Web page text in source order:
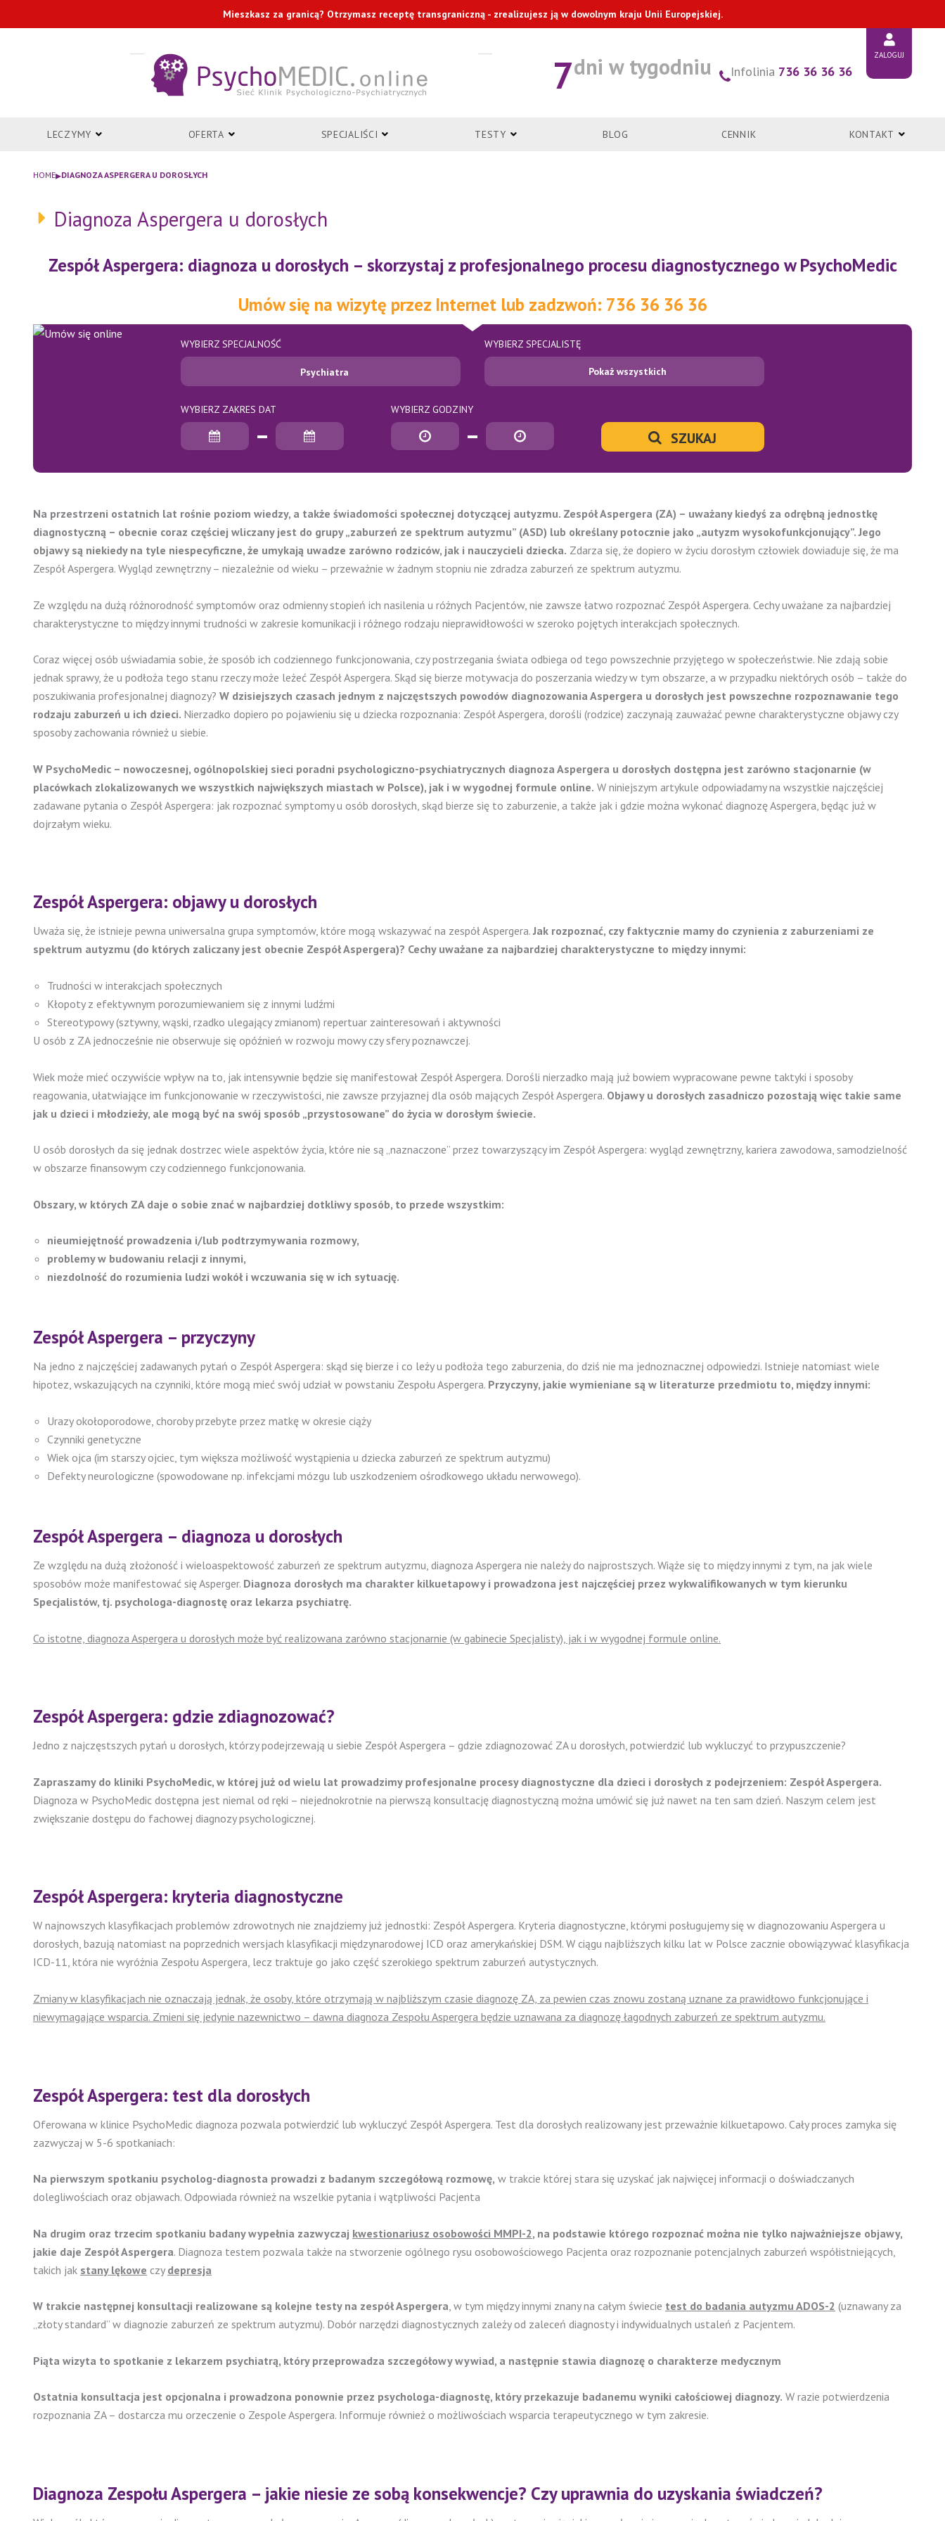
do
Mieszkasz za granicą? Otrzymasz receptę transgraniczną - zrealizujesz ją w dowolnym kraju Unii Europejskiej.
7dni w tygodniu Infolinia 736 36 36 36
ZALOGUJ
LECZYMY OFERTA SPECJALIŚCI TESTY BLOG CENNIK KONTAKT
HOME▸DIAGNOZA ASPERGERA U DOROSŁYCH
Diagnoza Aspergera u dorosłych
Zespół Aspergera: diagnoza u dorosłych – skorzystaj z profesjonalnego procesu diagnostycznego w PsychoMedic
Umów się na wizytę przez Internet lub zadzwoń: 736 36 36 36
WYBIERZ SPECJALNOŚĆ
Psychiatra
WYBIERZ SPECJALISTĘ
Pokaż wszystkich
WYBIERZ ZAKRES DAT
Data rozpoczęcia
Data zakończenia
WYBIERZ GODZINY
Godzina rozpoczęcia
Godzina zakończenia SZUKAJ
Na przestrzeni ostatnich lat rośnie poziom wiedzy, a także świadomości społecznej dotyczącej autyzmu. Zespół Aspergera (ZA) – uważany kiedyś za odrębną jednostkę
diagnostyczną – obecnie coraz częściej wliczany jest do grupy „zaburzeń ze spektrum autyzmu” (ASD) lub określany potocznie jako „autyzm wysokofunkcjonujący”. Jego
objawy są niekiedy na tyle niespecyficzne, że umykają uwadze zarówno rodziców, jak i nauczycieli dziecka. Zdarza się, że dopiero w życiu dorosłym człowiek dowiaduje się, że ma
Zespół Aspergera. Wygląd zewnętrzny – niezależnie od wieku – przeważnie w żadnym stopniu nie zdradza zaburzeń ze spektrum autyzmu.
Ze względu na dużą różnorodność symptomów oraz odmienny stopień ich nasilenia u różnych Pacjentów, nie zawsze łatwo rozpoznać Zespół Aspergera. Cechy uważane za najbardziej
charakterystyczne to między innymi trudności w zakresie komunikacji i różnego rodzaju nieprawidłowości w szeroko pojętych interakcjach społecznych.
Coraz więcej osób uświadamia sobie, że sposób ich codziennego funkcjonowania, czy postrzegania świata odbiega od tego powszechnie przyjętego w społeczeństwie. Nie zdają sobie
jednak sprawy, że u podłoża tego stanu rzeczy może leżeć Zespół Aspergera. Skąd się bierze motywacja do poszerzania wiedzy w tym obszarze, a w przypadku niektórych osób – także do
poszukiwania profesjonalnej diagnozy? W dzisiejszych czasach jednym z najczęstszych powodów diagnozowania Aspergera u dorosłych jest powszechne rozpoznawanie tego
rodzaju zaburzeń u ich dzieci. Nierzadko dopiero po pojawieniu się u dziecka rozpoznania: Zespół Aspergera, dorośli (rodzice) zaczynają zauważać pewne charakterystyczne objawy czy
sposoby zachowania również u siebie.
W PsychoMedic – nowoczesnej, ogólnopolskiej sieci poradni psychologiczno-psychiatrycznych diagnoza Aspergera u dorosłych dostępna jest zarówno stacjonarnie (w
placówkach zlokalizowanych we wszystkich największych miastach w Polsce), jak i w wygodnej formule online. W niniejszym artykule odpowiadamy na wszystkie najczęściej
zadawane pytania o Zespół Aspergera: jak rozpoznać symptomy u osób dorosłych, skąd bierze się to zaburzenie, a także jak i gdzie można wykonać diagnozę Aspergera, będąc już w
dojrzałym wieku.
Zespół Aspergera: objawy u dorosłych
Uważa się, że istnieje pewna uniwersalna grupa symptomów, które mogą wskazywać na zespół Aspergera.Jak rozpoznać, czy faktycznie mamy do czynienia z zaburzeniami ze
spektrum autyzmu (do których zaliczany jest obecnie Zespół Aspergera)? Cechy uważane za najbardziej charakterystyczne to między innymi:
Trudności w interakcjach społecznych
Kłopoty z efektywnym porozumiewaniem się z innymi ludźmi
Stereotypowy (sztywny, wąski, rzadko ulegający zmianom) repertuar zainteresowań i aktywności
U osób z ZA jednocześnie nie obserwuje się opóźnień w rozwoju mowy czy sfery poznawczej.
Wiek może mieć oczywiście wpływ na to, jak intensywnie będzie się manifestował Zespół Aspergera. Dorośli nierzadko mają już bowiem wypracowane pewne taktyki i sposoby
reagowania, ułatwiające im funkcjonowanie w rzeczywistości, nie zawsze przyjaznej dla osób mających Zespół Aspergera. Objawy u dorosłych zasadniczo pozostają więc takie same
jak u dzieci i młodzieży, ale mogą być na swój sposób „przystosowane” do życia w dorosłym świecie.
U osób dorosłych da się jednak dostrzec wiele aspektów życia, które nie są „naznaczone” przez towarzyszący im Zespół Aspergera: wygląd zewnętrzny, kariera zawodowa, samodzielność
w obszarze finansowym czy codziennego funkcjonowania.
Obszary, w których ZA daje o sobie znać w najbardziej dotkliwy sposób, to przede wszystkim:
nieumiejętność prowadzenia i/lub podtrzymywania rozmowy,
problemy w budowaniu relacji z innymi,
niezdolność do rozumienia ludzi wokół i wczuwania się w ich sytuację.
Zespół Aspergera – przyczyny
Na jedno z najczęściej zadawanych pytań o Zespół Aspergera: skąd się bierze i co leży u podłoża tego zaburzenia, do dziś nie ma jednoznacznej odpowiedzi. Istnieje natomiast wiele
hipotez, wskazujących na czynniki, które mogą mieć swój udział w powstaniu Zespołu Aspergera. Przyczyny, jakie wymieniane są w literaturze przedmiotu to, między innymi:
Urazy okołoporodowe, choroby przebyte przez matkę w okresie ciąży
Czynniki genetyczne
Wiek ojca (im starszy ojciec, tym większa możliwość wystąpienia u dziecka zaburzeń ze spektrum autyzmu)
Defekty neurologiczne (spowodowane np. infekcjami mózgu lub uszkodzeniem ośrodkowego układu nerwowego).
Zespół Aspergera – diagnoza u dorosłych
Ze względu na dużą złożoność i wieloaspektowość zaburzeń ze spektrum autyzmu, diagnoza Aspergera nie należy do najprostszych. Wiąże się to między innymi z tym, na jak wiele
sposobów może manifestować się Asperger. Diagnoza dorosłych ma charakter kilkuetapowy i prowadzona jest najczęściej przez wykwalifikowanych w tym kierunku
Specjalistów, tj. psychologa-diagnostę oraz lekarza psychiatrę.
Co istotne, diagnoza Aspergera u dorosłych może być realizowana zarówno stacjonarnie (w gabinecie Specjalisty), jak i w wygodnej formule online.
Zespół Aspergera: gdzie zdiagnozować?
Jedno z najczęstszych pytań u dorosłych, którzy podejrzewają u siebie Zespół Aspergera – gdzie zdiagnozować ZA u dorosłych, potwierdzić lub wykluczyć to przypuszczenie?
Zapraszamy do kliniki PsychoMedic, w której już od wielu lat prowadzimy profesjonalne procesy diagnostyczne dla dzieci i dorosłych z podejrzeniem: Zespół Aspergera.
Diagnoza w PsychoMedic dostępna jest niemal od ręki – niejednokrotnie na pierwszą konsultację diagnostyczną można umówić się już nawet na ten sam dzień. Naszym celem jest
zwiększanie dostępu do fachowej diagnozy psychologicznej.
Zespół Aspergera: kryteria diagnostyczne
W najnowszych klasyfikacjach problemów zdrowotnych nie znajdziemy już jednostki: Zespół Aspergera. Kryteria diagnostyczne, którymi posługujemy się w diagnozowaniu Aspergera u
dorosłych, bazują natomiast na poprzednich wersjach klasyfikacji międzynarodowej ICD oraz amerykańskiej DSM. W ciągu najbliższych kilku lat w Polsce zacznie obowiązywać klasyfikacja
ICD-11, która nie wyróżnia Zespołu Aspergera, lecz traktuje go jako część szerokiego spektrum zaburzeń autystycznych.
Zmiany w klasyfikacjach nie oznaczają jednak, że osoby, które otrzymają w najbliższym czasie diagnozę ZA, za pewien czas znowu zostaną uznane za prawidłowo funkcjonujące i
niewymagające wsparcia. Zmieni się jedynie nazewnictwo – dawna diagnoza Zespołu Aspergera będzie uznawana za diagnozę łagodnych zaburzeń ze spektrum autyzmu.
Zespół Aspergera: test dla dorosłych
Oferowana w klinice PsychoMedic diagnoza pozwala potwierdzić lub wykluczyć Zespół Aspergera. Test dla dorosłych realizowany jest przeważnie kilkuetapowo. Cały proces zamyka się
zazwyczaj w 5-6 spotkaniach:
Na pierwszym spotkaniu psycholog-diagnosta prowadzi z badanym szczegółową rozmowę, w trakcie której stara się uzyskać jak najwięcej informacji o doświadczanych
dolegliwościach oraz objawach. Odpowiada również na wszelkie pytania i wątpliwości Pacjenta
Na drugim oraz trzecim spotkaniu badany wypełnia zazwyczaj kwestionariusz osobowości MMPI-2, na podstawie którego rozpoznać można nie tylko najważniejsze objawy,
jakie daje Zespół Aspergera. Diagnoza testem pozwala także na stworzenie ogólnego rysu osobowościowego Pacjenta oraz rozpoznanie potencjalnych zaburzeń współistniejących,
takich jak stany lękowe czy depresja
W trakcie następnej konsultacji realizowane są kolejne testy na zespół Aspergera, w tym między innymi znany na całym świecie test do badania autyzmu ADOS-2 (uznawany za
„złoty standard” w diagnozie zaburzeń ze spektrum autyzmu). Dobór narzędzi diagnostycznych zależy od zaleceń diagnosty i indywidualnych ustaleń z Pacjentem.
Piąta wizyta to spotkanie z lekarzem psychiatrą, który przeprowadza szczegółowy wywiad, a następnie stawia diagnozę o charakterze medycznym
Ostatnia konsultacja jest opcjonalna i prowadzona ponownie przez psychologa-diagnostę, który przekazuje badanemu wyniki całościowej diagnozy. W razie potwierdzenia
rozpoznania ZA – dostarcza mu orzeczenie o Zespole Aspergera. Informuje również o możliwościach wsparcia terapeutycznego w tym zakresie.
Diagnoza Zespołu Aspergera – jakie niesie ze sobą konsekwencje? Czy uprawnia do uzyskania świadczeń?